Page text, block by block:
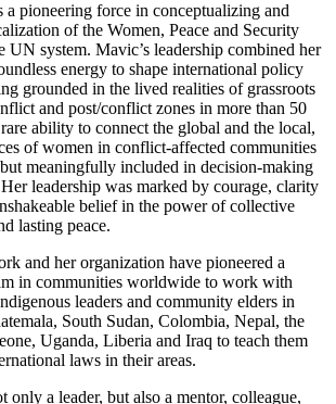
pioneering force in conceptualizing and
of the Women, Peace and Security
UN system. Mavic’s leadership combined her
energy to shape international policy
grounded in the lived realities of grassroots
and post/conflict zones in more than 50
ability to connect the global and the local,
of women in conflict-affected communities
meaningfully included in decision-making
leadership was marked by courage, clarity
belief in the power of collective
lasting peace.
and her organization have pioneered a
in communities worldwide to work with
leaders and community elders in
South Sudan, Colombia, Nepal, the
Uganda, Liberia and Iraq to teach them
laws in their areas.
only a leader, but also a mentor, colleague,